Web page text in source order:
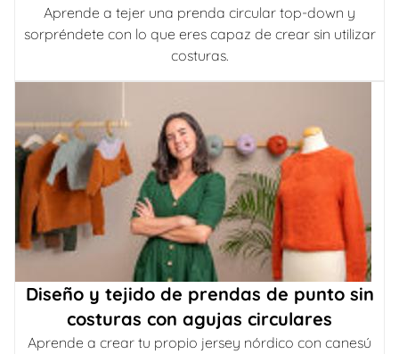
Aprende a tejer una prenda circular top-down y
sorpréndete con lo que eres capaz de crear sin utilizar
costuras.
Diseño y tejido de prendas de punto sin
costuras con agujas circulares
Aprende a crear tu propio jersey nórdico con canesú